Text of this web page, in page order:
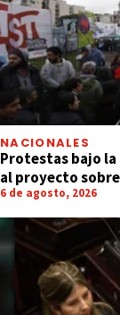
NACIONALES
Protestas bajo
al proyecto
6 de agosto, 2026